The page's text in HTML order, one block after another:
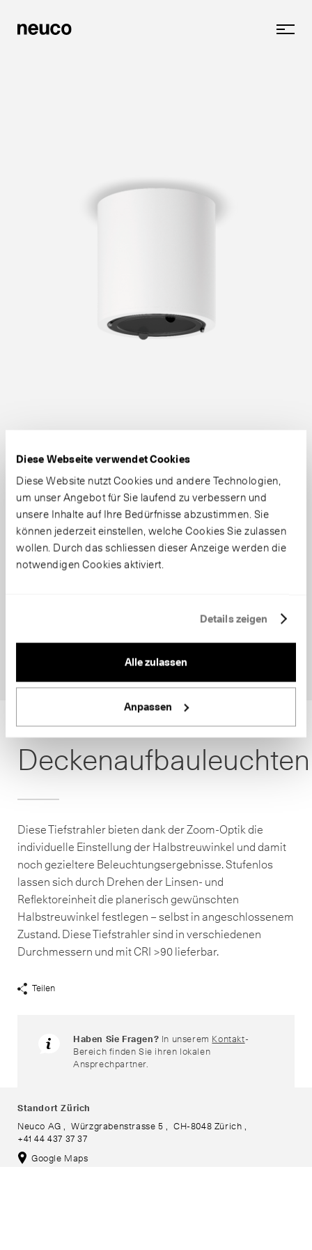
Diese Webseite verwendet Cookies
Diese Website nutzt Cookies und andere Technologien,
um unser Angebot für Sie laufend zu verbessern und
unsere Inhalte auf Ihre Bedürfnisse abzustimmen. Sie
können jederzeit einstellen, welche Cookies Sie zulassen
wollen. Durch das schliessen dieser Anzeige werden die
notwendigen Cookies aktiviert.
Details zeigen
Alle zulassen
Anpassen
Deckenaufbauleuchten
Diese Tiefstrahler bieten dank der Zoom-Optik die
individuelle Einstellung der Halbstreuwinkel und damit
noch gezieltere Beleuchtungsergebnisse. Stufenlos
lassen sich durch Drehen der Linsen- und
Reflektoreinheit die planerisch gewünschten
Halbstreuwinkel festlegen – selbst in angeschlossenem
Zustand. Diese Tiefstrahler sind in verschiedenen
Durchmessern und mit CRI >90 lieferbar.
Teilen
Haben Sie Fragen? In unserem Kontakt-
Bereich finden Sie ihren lokalen
Ansprechpartner.
Standort Zürich
Neuco AG
Würzgrabenstrasse 5
CH-8048 Zürich
+41 44 437 37 37
Google Maps